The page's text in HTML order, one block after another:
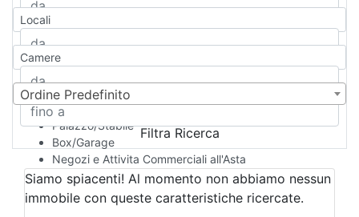
Attico/Mansarda
Rustico/Casale
Camera d'Albergo
Multiproprietà
Palazzo/Stabile
Box/Garage
Negozi e Attivita Commerciali all'Asta
Qualsiasi
Attività/Licenza Commerciale
Azienda Agricola
Locali
Camere
Ordine Predefinito
Filtra Ricerca
Siamo spiacenti! Al momento non abbiamo nessun
immobile con queste caratteristiche ricercate.